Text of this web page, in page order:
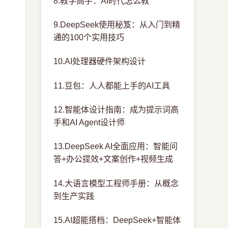
9.DeepSeek使用秘笈：从入门到精
通的100个实用技巧
10.AI处理器硬件架构设计
11.豆包：人人都能上手的AI工具
12.智能体设计指南：成为提示词高
手和AI Agent设计师
13.DeepSeek AI全面应用：智能问
答+办公提效+文案创作+视频生成
14.大语言模型工程师手册：从概念
到生产实践
15.AI超能搭档：DeepSeek+智能体